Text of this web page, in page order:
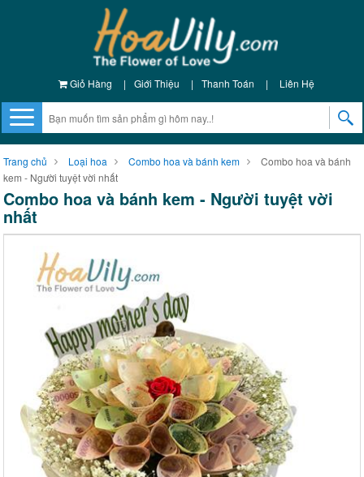
Giỏ Hàng | Giới Thiệu | Thanh Toán | Liên Hệ
Trang chủ Loại hoa Combo hoa và bánh kem
Combo hoa và bánh
kem - Người tuyệt vời nhất
Combo hoa và bánh kem - Người tuyệt vời
nhất